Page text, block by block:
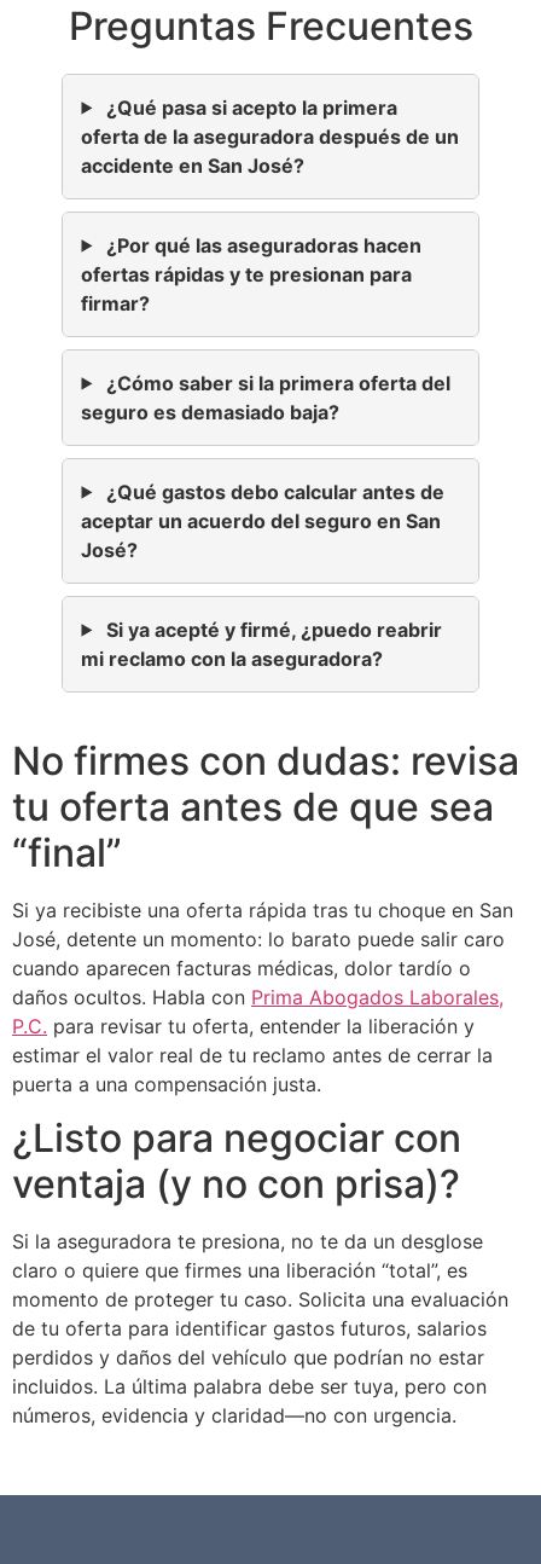
Preguntas Frecuentes
¿Qué pasa si acepto la primera
oferta de la aseguradora después de un
accidente en San José?
¿Por qué las aseguradoras hacen
ofertas rápidas y te presionan para
firmar?
¿Cómo saber si la primera oferta del
seguro es demasiado baja?
¿Qué gastos debo calcular antes de
aceptar un acuerdo del seguro en San
José?
Si ya acepté y firmé, ¿puedo reabrir
mi reclamo con la aseguradora?
No firmes con dudas: revisa
tu oferta antes de que sea
“final”
Si ya recibiste una oferta rápida tras tu choque en San
José, detente un momento: lo barato puede salir caro
cuando aparecen facturas médicas, dolor tardío o
daños ocultos. Habla con Prima Abogados Laborales,
P.C. para revisar tu oferta, entender la liberación y
estimar el valor real de tu reclamo antes de cerrar la
puerta a una compensación justa.
¿Listo para negociar con
ventaja (y no con prisa)?
Si la aseguradora te presiona, no te da un desglose
claro o quiere que firmes una liberación “total”, es
momento de proteger tu caso. Solicita una evaluación
de tu oferta para identificar gastos futuros, salarios
perdidos y daños del vehículo que podrían no estar
incluidos. La última palabra debe ser tuya, pero con
números, evidencia y claridad—no con urgencia.